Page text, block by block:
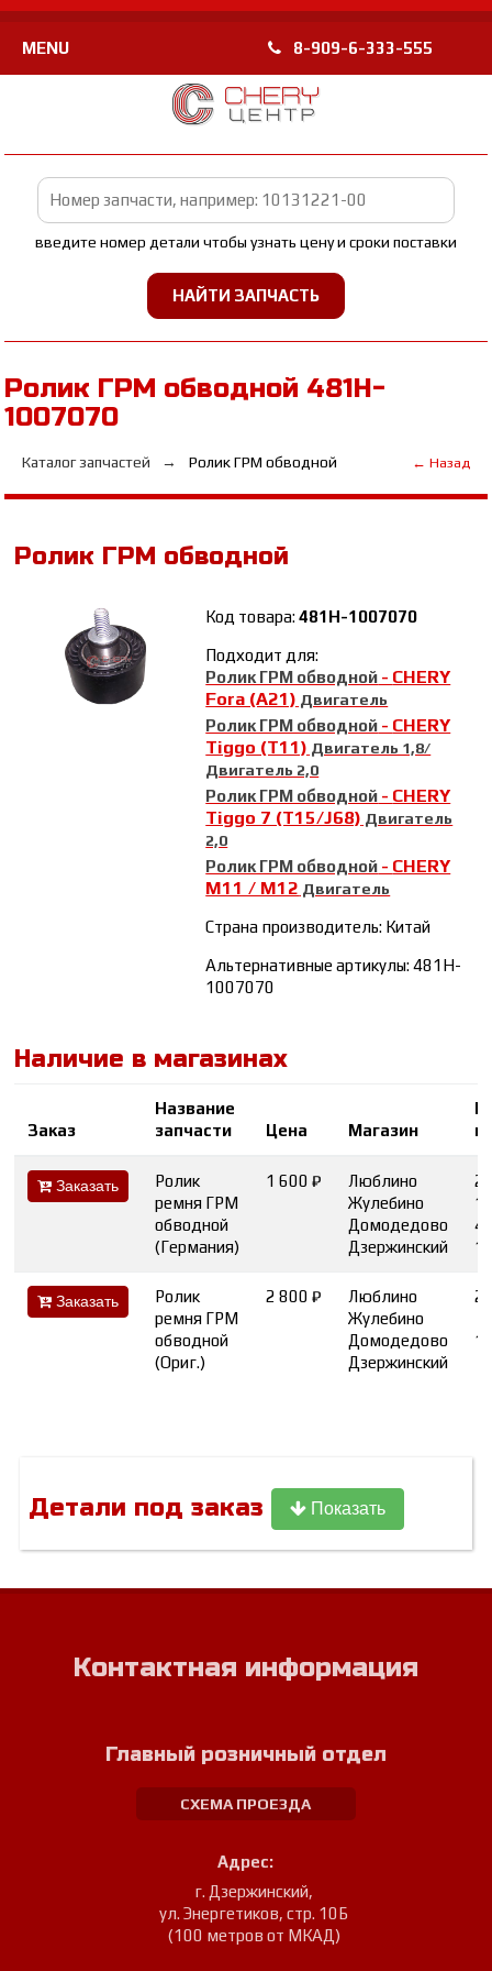
MENU 8-909-6-333-555
введите номер детали чтобы узнать цену и сроки поставки
Ролик ГРМ обводной 481H-
1007070
Каталог запчастей Ролик ГРМ обводной ← Назад
Ролик ГРМ обводной
Код товара:481H-1007070
Подходит для:
Ролик ГРМ обводной - CHERY
Fora (A21) Двигатель
Ролик ГРМ обводной - CHERY
Tiggo (T11) Двигатель 1,8/
Двигатель 2,0
Ролик ГРМ обводной - CHERY
Tiggo 7 (T15/J68) Двигатель
2,0
Ролик ГРМ обводной - CHERY
М11 / М12 Двигатель
Страна производитель: Китай
Альтернативные артикулы: 481H-
1007070
Наличие в магазинах
Заказ
Название
запчасти
Цена Магазин
Заказать
Ролик
ремня ГРМ
обводной
(Германия)
1 600 ₽
Люблино
Жулебино
Домодедово
Дзержинский
2
1
4
1
Заказать
Ролик
ремня ГРМ
обводной
(Ориг.)
2 800 ₽
Люблино
Жулебино
Домодедово
Дзержинский
2
1
Детали под заказ Показать
Контактная информация
Главный розничный отдел
СХЕМА ПРОЕЗДА
Адрес:
г. Дзержинский,
ул. Энергетиков, стр. 10Б
(100 метров от МКАД)